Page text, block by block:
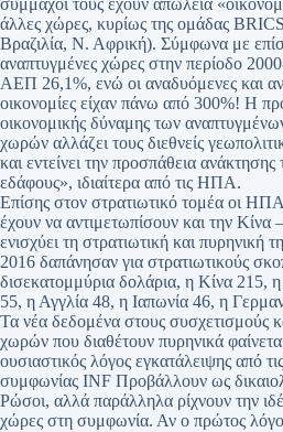
σύμμαχοί τους έχουν απώλεια
άλλες χώρες, κυρίως της ομάδας
Βραζιλία, Ν. Αφρική). Σύμφωνα με
αναπτυγμένες χώρες στην περίοδο
ΑΕΠ 26,1%, ενώ οι αναδυόμενες και
οικονομίες είχαν πάνω από 300%! Η
οικονομικής δύναμης των
χωρών αλλάζει τους διεθνείς
και εντείνει την προσπάθεια
εδάφους», ιδιαίτερα από τις ΗΠΑ.
Επίσης στον στρατιωτικό τομέα οι
έχουν να αντιμετωπίσουν και την Κίνα
ενισχύει τη στρατιωτική και πυρηνική
2016 δαπάνησαν για στρατιωτικούς
δισεκατομμύρια δολάρια, η Κίνα 215,
55, η Αγγλία 48, η Ιαπωνία 46, η
Τα νέα δεδομένα στους συσχετισμούς
χωρών που διαθέτουν πυρηνικά
ουσιαστικός λόγος εγκατάλειψης από
συμφωνίας INF Προβάλλουν ως
Ρώσοι, αλλά παράλληλα ρίχνουν την
χώρες στη συμφωνία. Αν ο πρώτος